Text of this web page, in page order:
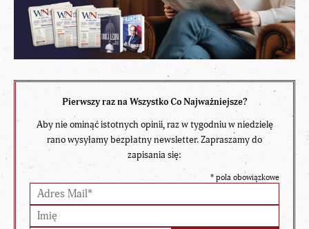
Pierwszy raz na Wszystko Co Najważniejsze?
Aby nie ominąć istotnych opinii, raz w tygodniu w niedzielę
rano wysyłamy bezpłatny newsletter. Zapraszamy do
zapisania się:
* pola obowiązkowe